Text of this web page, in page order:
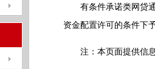
有条件承诺类网贷通
资金配置许可的条件下
注：本页面提供信息